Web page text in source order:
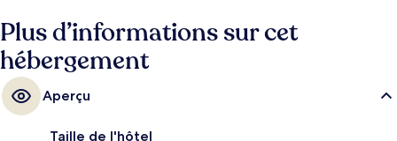
Plus d’informations sur cet
hébergement
Aperçu
Taille de l'hôtel